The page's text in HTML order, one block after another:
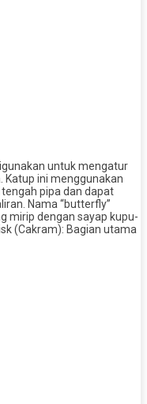
untuk mengatur
Katup ini menggunakan
pipa dan dapat
Nama “butterfly”
mirip dengan sayap kupu-
(Cakram): Bagian utama